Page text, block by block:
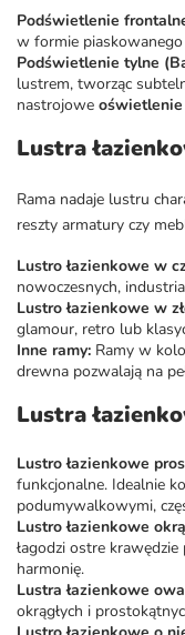
Podświetlenie
w formie
Podświetlenie tylne
lustrem, tworząc
nastrojowe oświetlenie
Lustra
Rama nadaje lustru
reszty armatury czy
Lustro łazienkowe w
nowoczesnych,
Lustro łazienkowe w
glamour, retro lub
Inne ramy: Ramy w
drewna pozwalają na
Lustra
Lustro łazienkowe
funkcjonalne. Idealnie
podumywalkowymi,
Lustro łazienkowe
łagodzi ostre
harmonię.
Lustra łazienkowe
okrągłych i